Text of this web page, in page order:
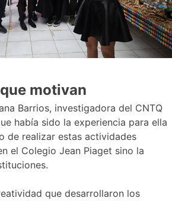
motivan
Barrios, investigadora del CNTQ
había sido la experiencia para ella
de realizar estas actividades
el Colegio Jean Piaget sino la
que desarrollaron los